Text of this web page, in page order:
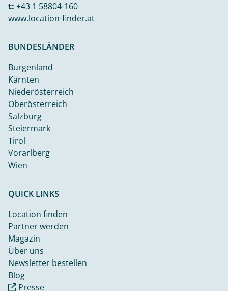
t: +43 1 58804-160
www.location-finder.at
BUNDESLÄNDER
Burgenland
Kärnten
Niederösterreich
Oberösterreich
Salzburg
Steiermark
Tirol
Vorarlberg
Wien
QUICK LINKS
Location finden
Partner werden
Magazin
Über uns
Newsletter bestellen
Blog
Presse